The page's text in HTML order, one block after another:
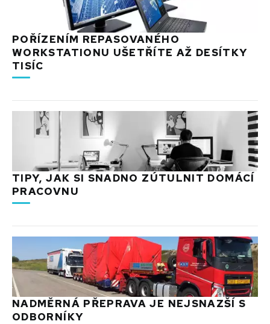
POŘÍZENÍM REPASOVANÉHO
WORKSTATIONU UŠETŘÍTE AŽ DESÍTKY
TISÍC
TIPY, JAK SI SNADNO ZÚTULNIT DOMÁCÍ
PRACOVNU
NADMĚRNÁ PŘEPRAVA JE NEJSNAZŠÍ S
ODBORNÍKY